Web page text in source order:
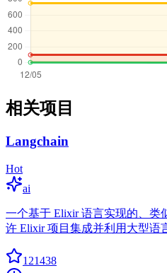
相关项目
Langchain
Hot
ai
一个基于 Elixir 语言实现的、类
许 Elixir 项目集成并利用大型语
121438